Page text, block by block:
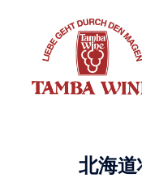
北海道